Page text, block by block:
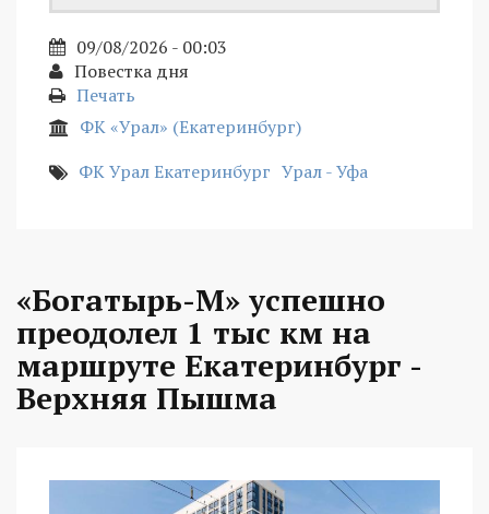
09/08/2026 - 00:03
Повестка дня
Печать
ФК «Урал» (Екатеринбург)
ФК Урал Екатеринбург Урал - Уфа
«Богатырь-М» успешно
преодолел 1 тыс км на
маршруте Екатеринбург -
Верхняя Пышма